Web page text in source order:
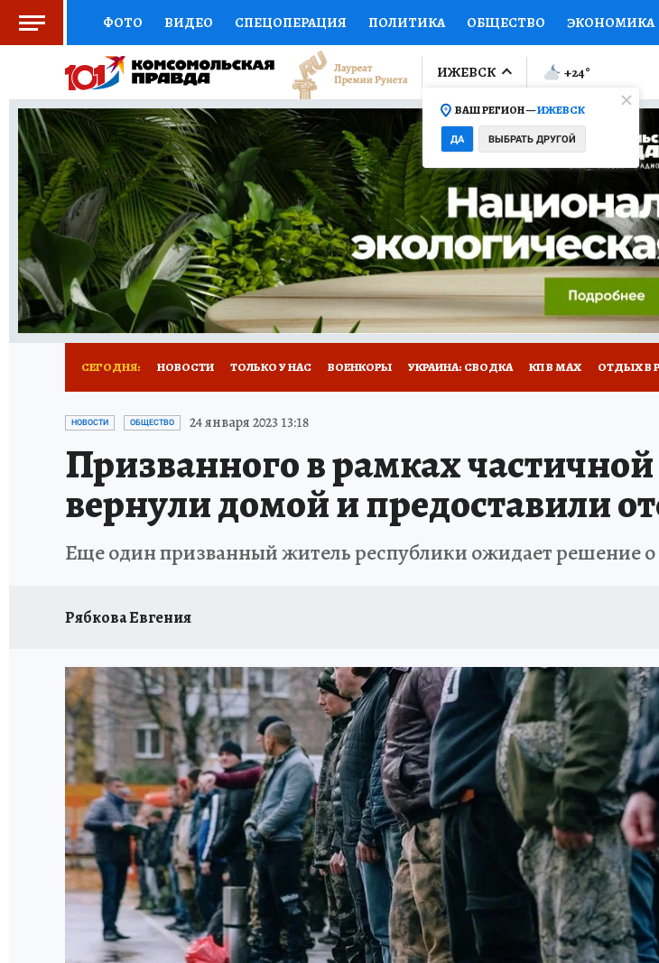
ФОТО ВИДЕО СПЕЦОПЕРАЦИЯ ПОЛИТИКА ОБЩЕСТВО ЭКОНОМИКА
СОЦПОДДЕРЖКА НАУКА СПОРТ КОЛУМНИСТЫ ПРОИСШЕСТВИЯ
ВЫБОР ЭКСПЕРТОВ ДОКТОР ФИНАНСЫ ОТКРЫВАЕМ МИР Я ЗНАЮ
КНИЖНАЯ ПОЛКА ПРОГНОЗЫ НА СПОРТ ПРОМОКОДЫ СЕРИАЛЫ
ПРЕСС-ЦЕНТР НЕДВИЖИМОСТЬ ТЕЛЕВИЗОР КОЛЛЕКЦИИ КОНКУРСЫ
РАДИО КП РЕКЛАМА ТЕСТЫ НОВОЕ НА САЙТЕ
ИЖЕВСК
ВАШ РЕГИОН —ИЖЕВСК
ДА ВЫБРАТЬ ДРУГОЙ
+24°
СЕГОДНЯ: НОВОСТИ ТОЛЬКО У НАС ВОЕНКОРЫ УКРАИНА: СВОДКА КП В МАХ ОТДЫХ В
РЕКЛАМА НА САЙТЕ ПУТЕВОДИТЕЛЬ ПО СТРОЙКЕ И РЕМОНТУ
НОВОСТИ ОБЩЕСТВО 24 января 2023 13:18
Призванного в рамках
вернули домой и предоставили
Еще один призванный житель республики ожидает решение о
Рябкова Евгения